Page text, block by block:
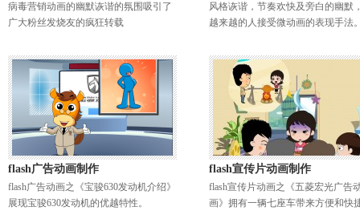
病毒营销动画的幽默诙谐的氛围吸引了
广大粉丝发烧友的疯狂转载
风格诙谐，节奏欢快及旁白的幽默
越来越的人接受微动画的表现手法
flash广告动画制作
flash广告动画之《宝骏630发动机介绍》
展现宝骏630发动机的优越特性。
flash宣传片动画制作
flash宣传片动画之《五菱宏光广告
画》拥有一辆七座车带来方便和快